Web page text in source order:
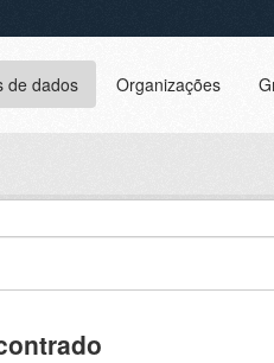
de dados Organizações